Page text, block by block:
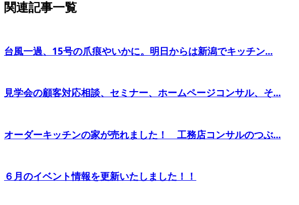
関連記事一覧
台風一過、15号の爪痕やいかに。明日からは新潟でキッチン...
見学会の顧客対応相談、セミナー、ホームページコンサル、そ...
オーダーキッチンの家が売れました！ 工務店コンサルのつぶ...
６月のイベント情報を更新いたしました！！